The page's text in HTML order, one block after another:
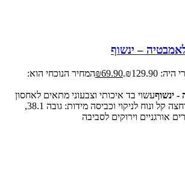
– ינשוף
₪129.90.
₪69.90
המחיר הנוכחי הוא:
- ינשוףעשוי בד איכותי וצבעוני מתאים לאחסון
צעצועי אמבטיה וכלי רחצה קל ונוח לניקוי וכביסה מידות: גובה 38.1,